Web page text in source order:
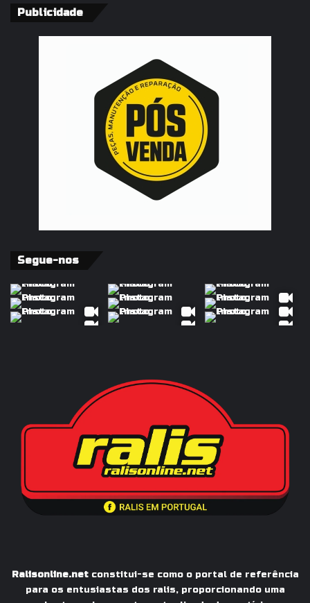
Publicidade
Segue-nos
Ralisonline.netconstitui-se como o portal de referência
para os entusiastas dos ralis, proporcionando uma